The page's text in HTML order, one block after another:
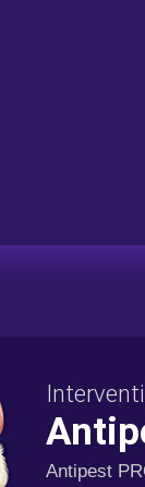
Antipest